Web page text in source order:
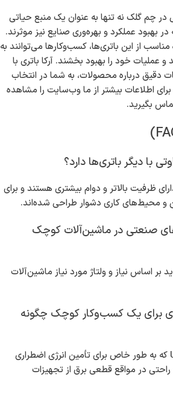
در چم گلک نه تنها به عنوان یک منبع حیاتی
بهبود عملکرد و بهره‌وری صنایع نیز موثرند.
از این باتری‌ها، کسب‌وکارها می‌توانند به
عملیات خود را بهبود بخشند. آرکا باتری با
دقیق درباره محصولات، به شما در انتخاب
اطلاعات بیشتر از ما وب‌سایت را مشاهده
بگیرید.
ظرفیت بالاتر و دوام بیشتری هستند و برای
و محیط‌های کاری دشوار طراحی شده‌اند.
صنعتی در ماشین‌آلات کوچک
بر اساس نیاز و ولتاژ مورد نیاز ماشین‌آلات
برای یک کسب‌وکار کوچک چگونه
با استفاده از باتری‌های UPS که به طور خاص برای تأمین انرژی اضطراری
در مواقع قطعی برق از تجهیزات